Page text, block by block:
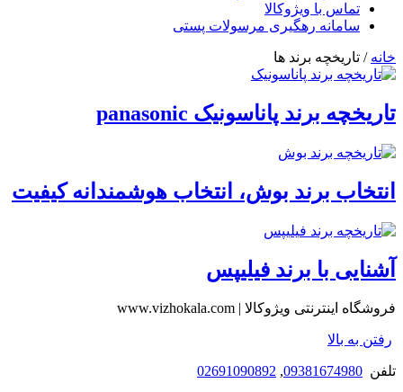
تماس با ویژوکالا
سامانه رهگیری مرسولات پستی
خانه / تاریخچه برند ها
تاریخچه برند پاناسونیک panasonic
انتخاب برند بوش، انتخاب هوشمندانه کیفیت
آشنایی با برند فیلیپس
فروشگاه اینترنتی ویژوکالا | www.vizhokala.com
رفتن به بالا
تلفن 09381674980
,
02691090892